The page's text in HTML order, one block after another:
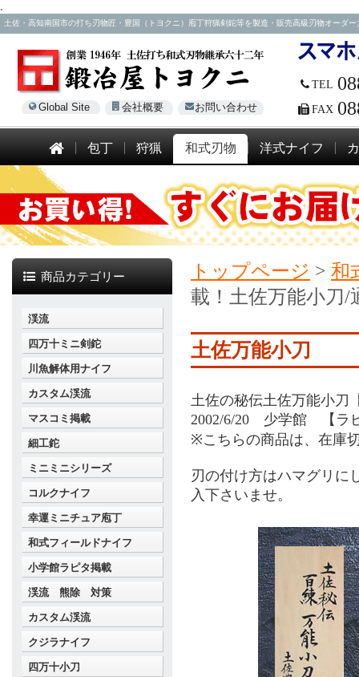
.
土佐・高知南国市の打ち刃物匠・豊国（トヨクニ）庖丁狩猟剣鉈等を製造・販売高級刃物オーダ
Global Site 会社概要 お問い合わせ
TEL
FAX
包丁 狩猟 和式刃物 洋式ナイフ
トップページ > 和
載！土佐万能小刀/
土佐万能小刀
土佐の秘伝土佐万能小
2002/6/20 少学館 【ラ
※こちらの商品は、在庫
刃の付け方はハマグリに
入下さいませ。
商品カテゴリー
渓流
四万十ミニ剣鉈
川魚解体用ナイフ
カスタム渓流
マスコミ掲載
細工鉈
ミニミニシリーズ
コルクナイフ
幸運ミニチュア庖丁
和式フィールドナイフ
小学館ラピタ掲載
渓流 熊除 対策
カスタム渓流
クジラナイフ
四万十小刀